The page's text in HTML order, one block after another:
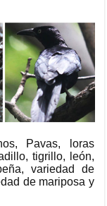
Pavas, loras
tigrillo, león,
variedad de
de mariposa y